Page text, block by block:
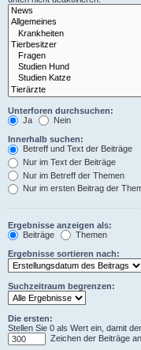
Unterforen durchsuchen:
Ja
Nein
Innerhalb suchen:
Betreff und Text der Beiträge
Nur im Text der Beiträge
Nur im Betreff der Themen
Nur im ersten Beitrag der
Ergebnisse anzeigen als:
Beiträge
Themen
Ergebnisse sortieren nach:
Suchzeitraum begrenzen:
Die ersten:
Stellen Sie 0 als Wert ein, damit
Zeichen der Beiträge